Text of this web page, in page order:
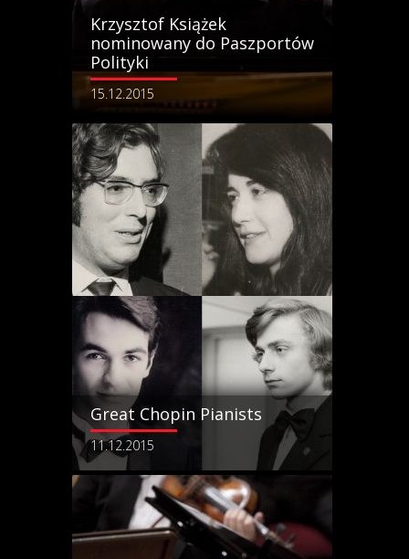
Krzysztof Książek
nominowany do Paszportów
Polityki
15.12.2015
Great Chopin Pianists
11.12.2015